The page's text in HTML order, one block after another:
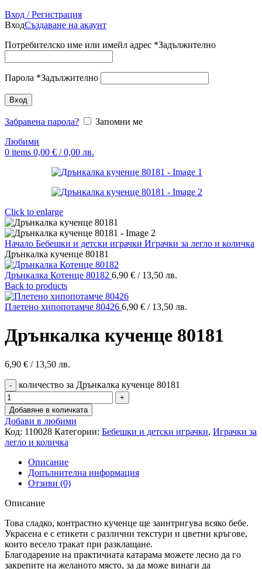
Вход / Регистрация
ВходСъздаване на акаунт
Потребителско име или имейл адрес *Задължително
Парола *Задължително
Вход
Забравена парола?
Запомни ме
Любими
0 items 0,00 € / 0,00 лв.
Click to enlarge
Начало Бебешки и детски играчки Играчки за легло и количка
Дрънкалка кученце 80181
Дрънкалка Котенце 80182 6,90 € / 13,50 лв.
Back to products
Плетено хипопотамче 80426 6,90 € / 13,50 лв.
Дрънкалка кученце 80181
6,90 € / 13,50 лв.
количество за Дрънкалка кученце 80181
Добавяне в количката
Добави в любими
Код: 110028 Категории: Бебешки и детски играчки, Играчки за
легло и количка
Описание
Допълнителна информация
Отзиви (0)
Описание
Това сладко, контрастно кученце ще заинтригува всяко бебе.
Украсена е с етикети с различни текстури и цветни кръгове,
които весело тракат при разклащане.
Благодарение на практичната катарама можете лесно да го
закрепите на желаното място, за да може винаги да